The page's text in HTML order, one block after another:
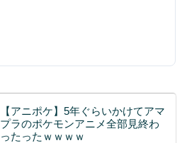
【アニポケ】5年ぐらいかけてアマ
プラのポケモンアニメ全部見終わ
ったったｗｗｗｗ